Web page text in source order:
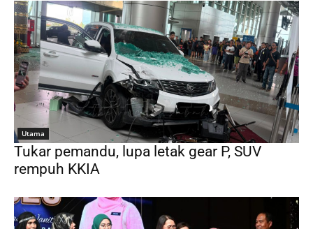
Utama
Tukar pemandu, lupa letak gear P, SUV
rempuh KKIA